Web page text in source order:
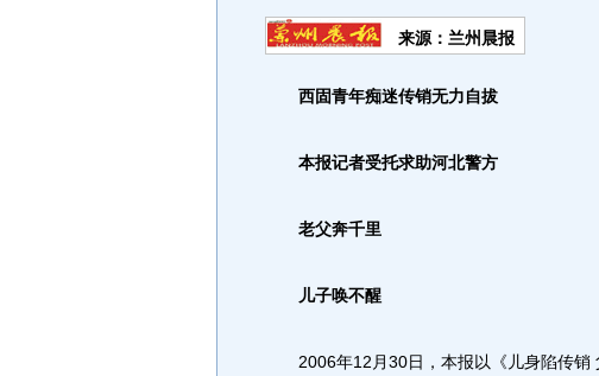
来源：兰州晨报
西固青年痴迷传销无力自拔
本报记者受托求助河北警方
老父奔千里
儿子唤不醒
2006年12月30日，本报以《儿身陷传销